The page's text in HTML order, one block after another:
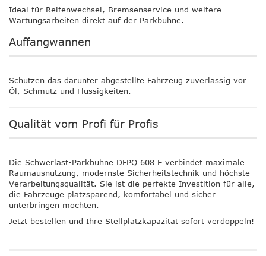
Ideal für Reifenwechsel, Bremsenservice und weitere
Wartungsarbeiten direkt auf der Parkbühne.
Auffangwannen
Schützen das darunter abgestellte Fahrzeug zuverlässig vor
Öl, Schmutz und Flüssigkeiten.
Qualität vom Profi für Profis
Die Schwerlast-Parkbühne DFPQ 608 E verbindet maximale
Raumausnutzung, modernste Sicherheitstechnik und höchste
Verarbeitungsqualität. Sie ist die perfekte Investition für alle,
die Fahrzeuge platzsparend, komfortabel und sicher
unterbringen möchten.
Jetzt bestellen und Ihre Stellplatzkapazität sofort verdoppeln!